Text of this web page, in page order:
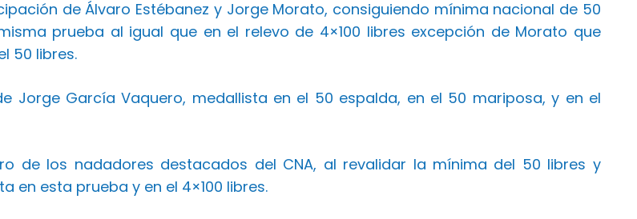
de Álvaro Estébanez y Jorge Morato, consiguiendo mínima nacional de 50
prueba al igual que en el relevo de 4×100 libres excepción de Morato que
50 libres.
Jorge García Vaquero, medallista en el 50 espalda, en el 50 mariposa, y en el
de los nadadores destacados del CNA, al revalidar la mínima del 50 libres y
en esta prueba y en el 4×100 libres.